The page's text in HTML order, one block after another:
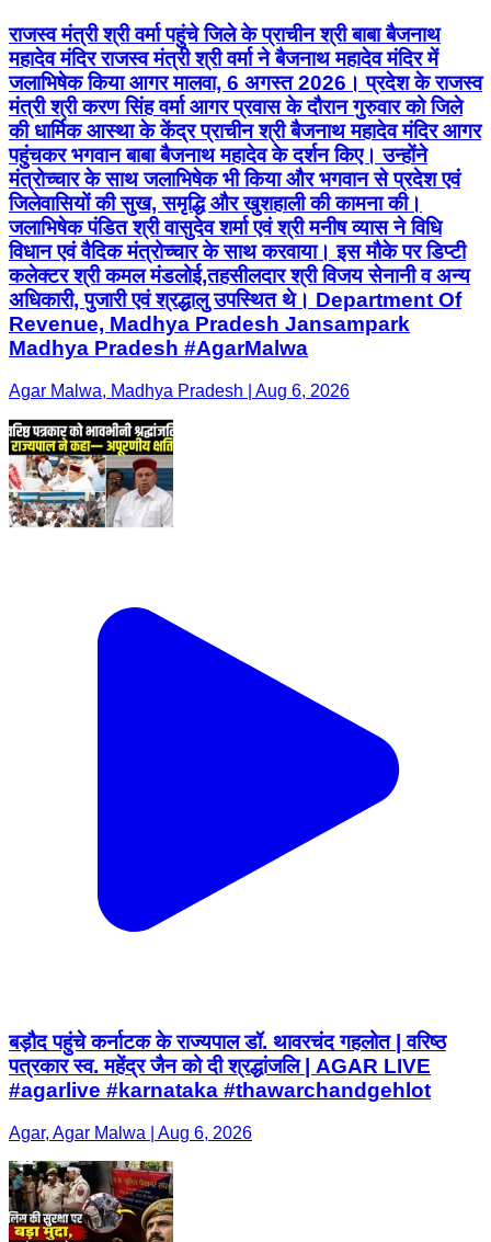
राजस्व मंत्री श्री वर्मा पहुंचे जिले के प्राचीन श्री बाबा बैजनाथ
महादेव मंदिर राजस्व मंत्री श्री वर्मा ने बैजनाथ महादेव मंदिर में
जलाभिषेक किया आगर मालवा, 6 अगस्त 2026। प्रदेश के राजस्व
मंत्री श्री करण सिंह वर्मा आगर प्रवास के दौरान गुरुवार को जिले
की धार्मिक आस्था के केंद्र प्राचीन श्री बैजनाथ महादेव मंदिर आगर
पहुंचकर भगवान बाबा बैजनाथ महादेव के दर्शन किए। उन्होंने
मंत्रोच्चार के साथ जलाभिषेक भी किया और भगवान से प्रदेश एवं
जिलेवासियों की सुख, समृद्धि और खुशहाली की कामना की।
जलाभिषेक पंडित श्री वासुदेव शर्मा एवं श्री मनीष व्यास ने विधि
विधान एवं वैदिक मंत्रोच्चार के साथ करवाया। इस मौके पर डिप्टी
कलेक्टर श्री कमल मंडलोई,तहसीलदार श्री विजय सेनानी व अन्य
अधिकारी, पुजारी एवं श्रद्धालु उपस्थित थे। Department Of
Revenue, Madhya Pradesh Jansampark
Madhya Pradesh #AgarMalwa
Agar Malwa, Madhya Pradesh | Aug 6, 2026
बड़ौद पहुंचे कर्नाटक के राज्यपाल डॉ. थावरचंद गहलोत | वरिष्ठ
पत्रकार स्व. महेंद्र जैन को दी श्रद्धांजलि | AGAR LIVE
#agarlive #karnataka #thawarchandgehlot
Agar, Agar Malwa | Aug 6, 2026